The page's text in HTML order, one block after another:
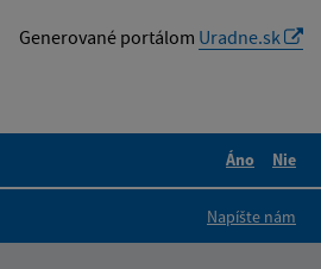
Generované portálom Uradne.sk
Áno
Nie
Napíšte nám